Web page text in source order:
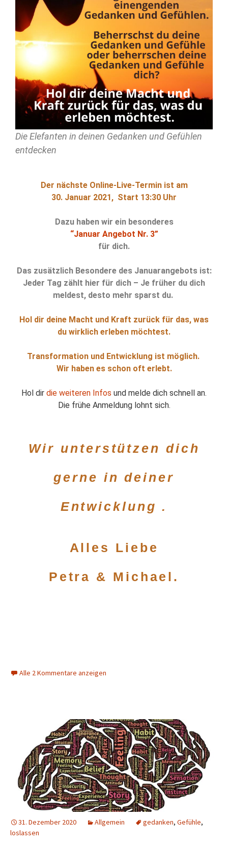
Die Elefanten in deinen Gedanken und Gefühlen
entdecken
Der nächste Online-Live-Termin ist am
30. Januar 2021, Start 13:30 Uhr
Dazu haben wir ein besonderes
“Januar Angebot Nr. 3”
für dich.
Das zusätzlich Besondere des Januarangebots ist:
Jeder Tag zählt hier für dich – Je früher du dich
meldest, desto mehr sparst du.
Hol dir deine Macht und Kraft zurück für das, was
du wirklich erleben möchtest.
Transformation und Entwicklung ist möglich.
Wir haben es schon oft erlebt.
Hol dir die weiteren Infos und melde dich schnell an.
Die frühe Anmeldung lohnt sich.
Wir unterstützen dich
gerne in deiner
Entwicklung .
Alles Liebe
Petra & Michael.
Alle 2 Kommentare anzeigen
31. Dezember 2020 Allgemein gedanken, Gefühle,
loslassen